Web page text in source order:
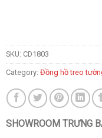
SKU: CD1803
Category: Đồng hồ treo
SHOWROOM TRƯNG